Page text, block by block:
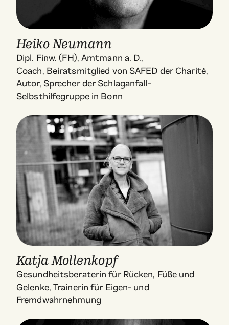
Heiko Neumann
Dipl. Finw. (FH), Amtmann a. D.,
Coach, Beiratsmitglied von SAFED der Charité,
Autor, Sprecher der Schlaganfall-
Selbsthilfegruppe in Bonn
Katja Mollenkopf
Gesundheitsberaterin für Rücken, Füße und
Gelenke, Trainerin für Eigen- und
Fremdwahrnehmung